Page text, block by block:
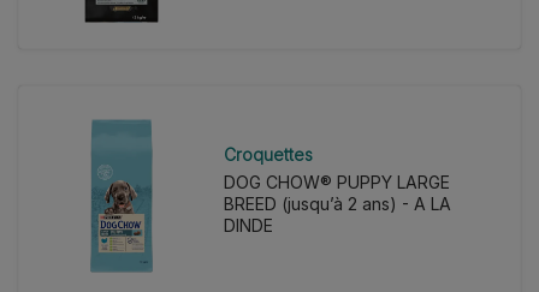
Croquettes
DOG CHOW® PUPPY LARGE
BREED (jusqu’à 2 ans) - A LA
DINDE